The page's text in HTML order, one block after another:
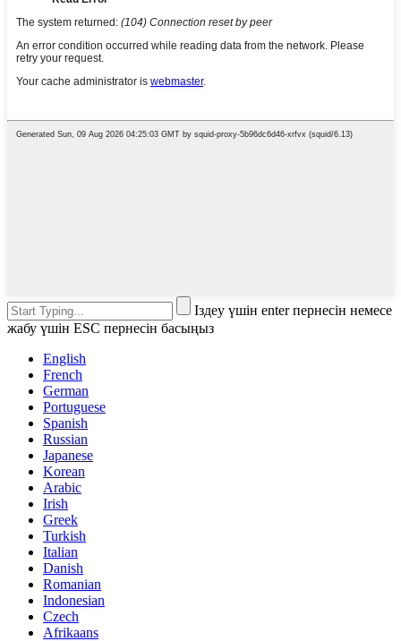
Іздеу үшін enter пернесін немесе
жабу үшін ESC пернесін басыңыз
English
French
German
Portuguese
Spanish
Russian
Japanese
Korean
Arabic
Irish
Greek
Turkish
Italian
Danish
Romanian
Indonesian
Czech
Afrikaans